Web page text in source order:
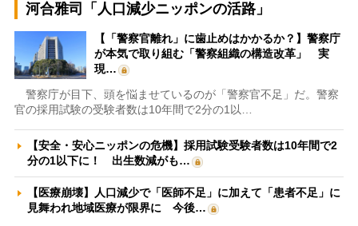
河合雅司「人口減少ニッポンの活路」
【「警察官離れ」に歯止めはかかるか？】警察庁
が本気で取り組む「警察組織の構造改革」 実
現…
警察庁が目下、頭を悩ませているのが「警察官不足」だ。警察
官の採用試験の受験者数は10年間で2分の1以…
【安全・安心ニッポンの危機】採用試験受験者数は10年間で2
分の1以下に！ 出生数減がも…
【医療崩壊】人口減少で「医師不足」に加えて「患者不足」に
見舞われ地域医療が限界に 今後…